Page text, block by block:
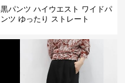
黒パンツ ハイウエスト ワイドパ
ンツ ゆったり ストレート